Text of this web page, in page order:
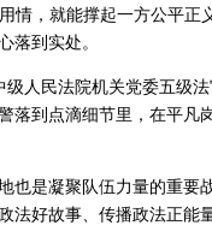
情，就能撑起一方公平正
落到实处。
级人民法院机关党委五级
落到点滴细节里，在平凡
也是凝聚队伍力量的重要
法好故事、传播政法正能